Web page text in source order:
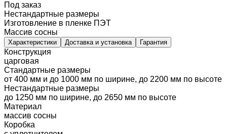
Под заказ
Нестандартные размеры
Изготовление в пленке ПЭТ
Массив сосны
Характеристики Доставка и установка Гарантия
Конструкция
царговая
Стандартные размеры
от 400 мм и до 1000 мм по ширине, до 2200 мм по высоте
Нестандартные размеры
до 1250 мм по ширине, до 2650 мм по высоте
Материал
массив сосны
Коробка